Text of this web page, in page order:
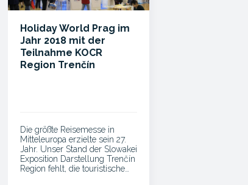
Holiday World Prag im
Jahr 2018 mit der
Teilnahme KOCR
Region Trenčín
Die größte Reisemesse in
Mitteleuropa erzielte sein 27.
Jahr. Unser Stand der Slowakei
Exposition Darstellung Trenčín
Region fehlt, die touristische…